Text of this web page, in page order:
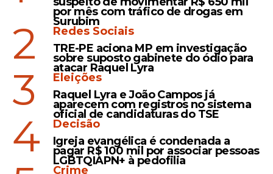
Leia Também
Iniciativa
Prefeitura do Jaboatão
realiza campanha Maio
Amarelo com ação
educativa no trânsito
por mês com tráfico de drogas em
Surubim
2
Redes Sociais
TRE-PE aciona MP em investigação
sobre suposto gabinete do ódio para
atacar Raquel Lyra
3
Eleições
Raquel Lyra e João Campos já
aparecem com registros no sistema
oficial de candidaturas do TSE
4
Decisão
Igreja evangélica é condenada a
pagar R$ 100 mil por associar pessoas
LGBTQIAPN+ à pedofilia
Crime